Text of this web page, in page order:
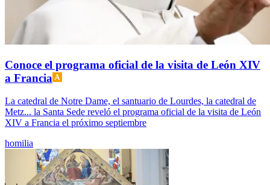
Conoce el programa oficial de la visita de León XIV
a Francia
La catedral de Notre Dame, el santuario de Lourdes, la catedral de
Metz... la Santa Sede reveló el programa oficial de la visita de León
XIV a Francia el próximo septiembre
homilia